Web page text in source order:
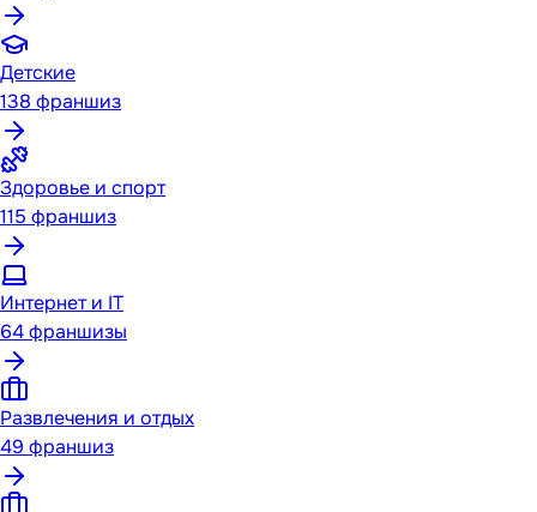
Детские
138 франшиз
Здоровье и спорт
115 франшиз
Интернет и IT
64франшизы
Развлечения и отдых
49 франшиз